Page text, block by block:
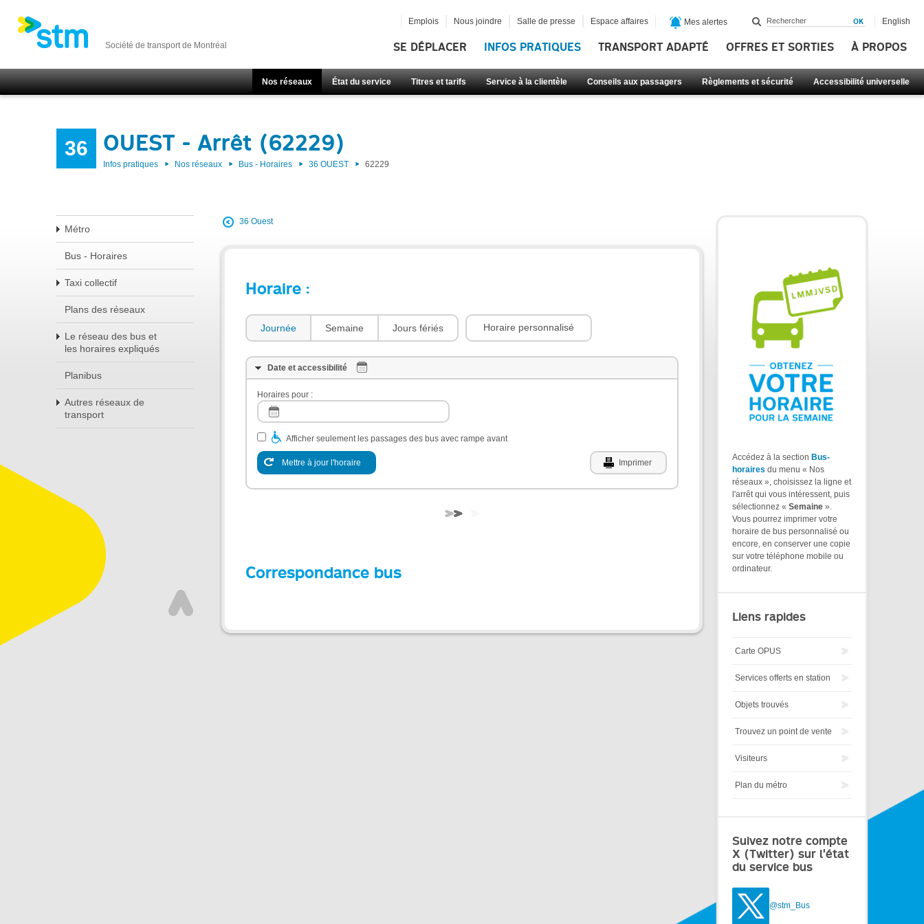
Société de transport de Montréal SE DÉPLACER INFOS PRATIQUES TRANSPORT ADAPTÉ OFFRES ET SORTIES À PROPOS
Nos réseaux État du service Titres et tarifs Service à la clientèle Conseils aux passagers Règlements et sécurité Accessibilité universelle
Emplois Nous joindre Salle de presse Espace affaires Mes alertes English
36 OUEST - Arrêt (62229)
Infos pratiques Nos réseaux Bus - Horaires 36 OUEST 62229
Métro
Bus - Horaires
Taxi collectif
Plans des réseaux
Le réseau des bus et
les horaires expliqués
Planibus
Autres réseaux de
transport
36 Ouest
Horaire :
Journée Semaine Jours fériés Horaire personnalisé
Date et accessibilité
Horaires pour :
Afficher seulement les passages des bus avec rampe avant
Mettre à jour l'horaire Imprimer
Correspondance bus
Accédez à la section Bus-
horaires du menu « Nos
réseaux », choisissez la ligne et
l'arrêt qui vous intéressent, puis
sélectionnez « Semaine ».
Vous pourrez imprimer votre
horaire de bus personnalisé ou
encore, en conserver une copie
sur votre téléphone mobile ou
ordinateur.
Liens rapides
Carte OPUS
Services offerts en station
Objets trouvés
Trouvez un point de vente
Visiteurs
Plan du métro
Suivez notre compte
X (Twitter) sur l'état
du service bus
@stm_Bus